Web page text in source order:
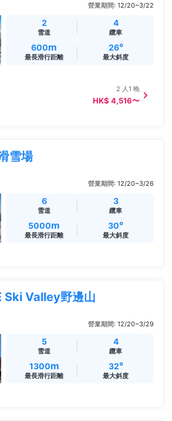
營業期間: 12/20~3/22
2
雪道
4
纜車
600m
最長滑行距離
26°
最大斜度
2 人1 晚
HK$ 4,516〜
雪場
營業期間: 12/20~3/26
6
雪道
3
纜車
5000m
最長滑行距離
30°
最大斜度
Ski Valley野邊山
營業期間: 12/20~3/29
5
雪道
4
纜車
1300m
最長滑行距離
32°
最大斜度